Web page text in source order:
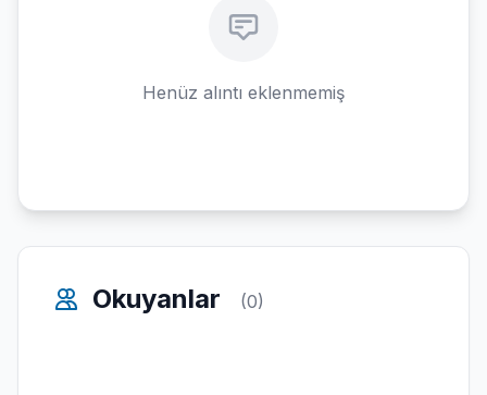
Henüz alıntı eklenmemiş
Okuyanlar (0)